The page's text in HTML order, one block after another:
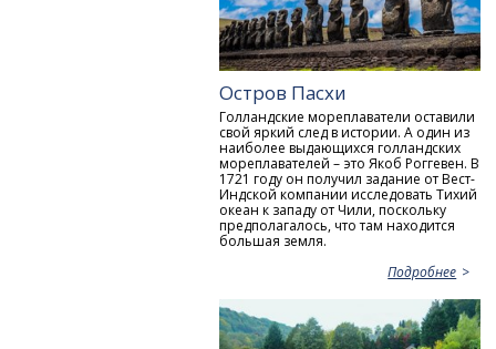
Остров Пасхи
Голландские мореплаватели оставили
свой яркий след в истории. А один из
наиболее выдающихся голландских
мореплавателей – это Якоб Роггевен. В
1721 году он получил задание от Вест-
Индской компании исследовать Тихий
океан к западу от Чили, поскольку
предполагалось, что там находится
большая земля.
Подробнее